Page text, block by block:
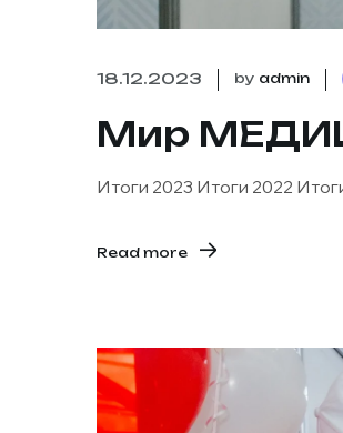
18.12.2023 by admin
Мир
Итоги 2023 Итоги 2022
Read more